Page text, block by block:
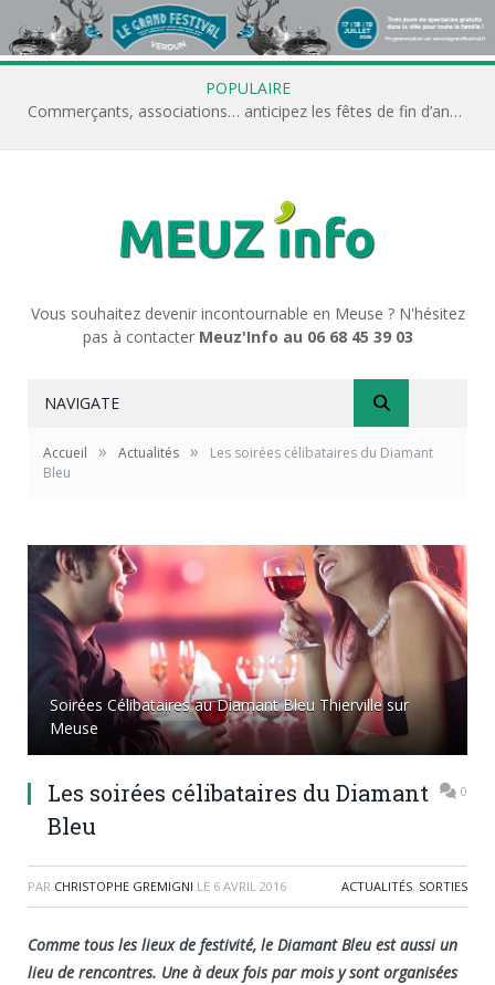
POPULAIRE
Commerçants, associations… anticipez les fêtes de fin d’année avec Meuz’Info
Vous souhaitez devenir incontournable en Meuse ? N'hésitez
pas à contacter Meuz'Info au 06 68 45 39 03
NAVIGATE
Accueil » Actualités »
Les soirées célibataires du Diamant
Bleu
Soirées Célibataires au Diamant Bleu Thierville sur
Meuse
Les soirées célibataires du Diamant
Bleu
0
PAR CHRISTOPHE GREMIGNI LE 6 AVRIL 2016 ACTUALITÉS, SORTIES
Comme tous les lieux de festivité, le Diamant Bleu est aussi un
lieu de rencontres. Une à deux fois par mois y sont organisées